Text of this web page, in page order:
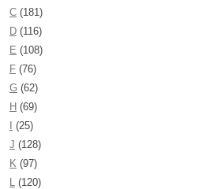
C (181)
D (116)
E (108)
F (76)
G (62)
H (69)
(25)
J (128)
K (97)
L (120)